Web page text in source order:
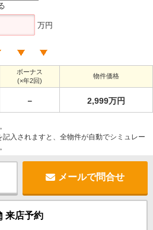
万円
ボーナス
(×年2回)
物件価格
－ 2,999万円
記入されますと、全物件が自動でシミュレー
メールで問合せ
来店予約